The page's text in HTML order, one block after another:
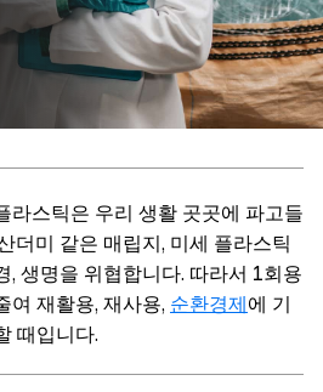
라스틱은 우리 생활 곳곳에 파고들
더미 같은 매립지, 미세 플라스틱
, 생명을 위협합니다. 따라서 1회용
여 재활용, 재사용, 순환경제 에 기
때입니다.